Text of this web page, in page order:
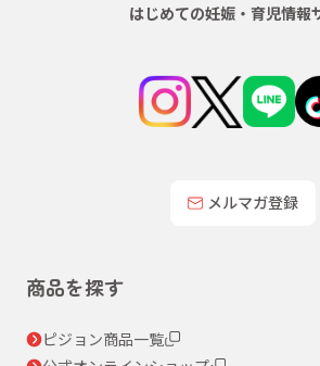
はじめての妊娠・育児情報
メルマガ登録
商品を探す
ピジョン商品一覧